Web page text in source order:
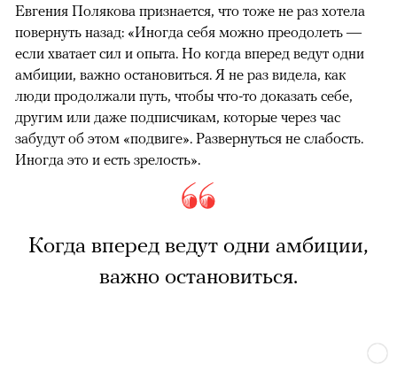
Евгения Полякова признается, что тоже не раз хотела
повернуть назад: «Иногда себя можно преодолеть —
если хватает сил и опыта. Но когда вперед ведут одни
амбиции, важно остановиться. Я не раз видела, как
люди продолжали путь, чтобы что-то доказать себе,
другим или даже подписчикам, которые через час
забудут об этом «подвиге». Развернуться не слабость.
Иногда это и есть зрелость».
Когда вперед ведут одни амбиции,
важно остановиться.